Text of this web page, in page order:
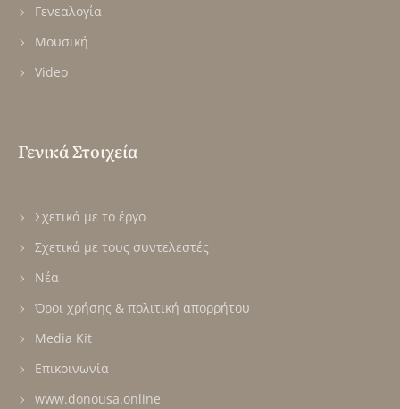
Γενεαλογία
Μουσική
Video
Γενικά Στοιχεία
Σχετικά με το έργο
Σχετικά με τους συντελεστές
Νέα
Όροι χρήσης & πολιτική απορρήτου
Media Kit
Επικοινωνία
www.donousa.online